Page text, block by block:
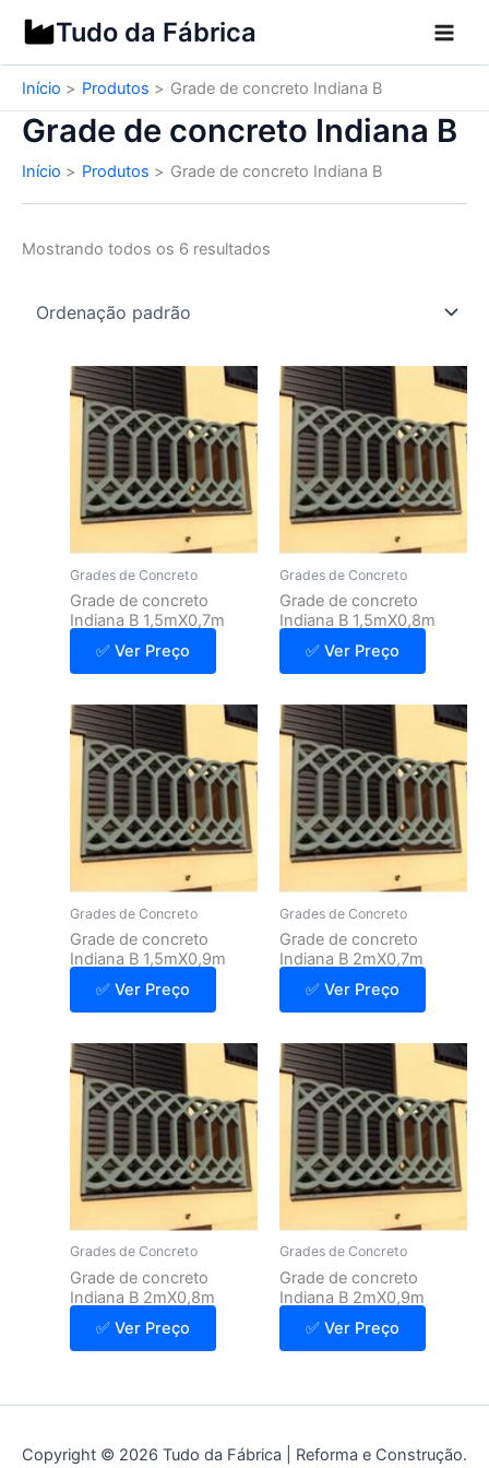
para
o
conteúdo
Tudo da Fábrica
Início Produtos Grade de concreto Indiana B
Grade de concreto Indiana B
Início Produtos Grade de concreto Indiana B
Mostrando todos os 6 resultados
Grades de Concreto
Grade de concreto
Indiana B 1,5mX0,7m
✅ Ver Preço
Grades de Concreto
Grade de concreto
Indiana B 1,5mX0,8m
✅ Ver Preço
Grades de Concreto
Grade de concreto
Indiana B 1,5mX0,9m
✅ Ver Preço
Grades de Concreto
Grade de concreto
Indiana B 2mX0,7m
✅ Ver Preço
Grades de Concreto
Grade de concreto
Indiana B 2mX0,8m
✅ Ver Preço
Grades de Concreto
Grade de concreto
Indiana B 2mX0,9m
✅ Ver Preço
Copyright © 2026 Tudo da Fábrica | Reforma e Construção.